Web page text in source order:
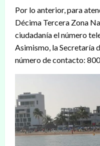
Por lo anterior, para
Décima Tercera Zona
ciudadanía el número
Asimismo, la Secretaría
número de contacto: